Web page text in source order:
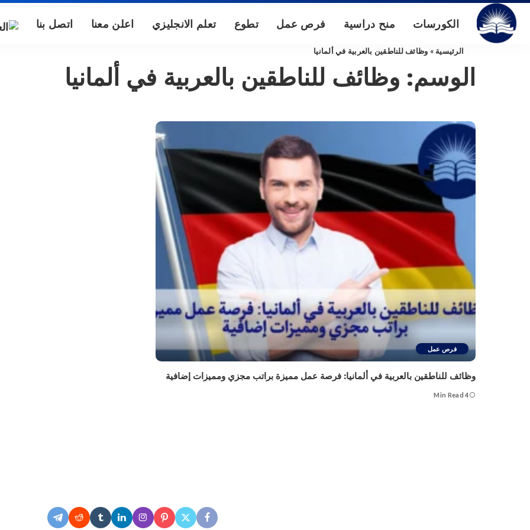
الكورسات منح دراسية فرص عمل تطوع تعلم الانجليزي اعلن معنا اتصل بنا
الرئيسية » وظائف للناطقين بالعربية في ألمانيا
الوسم: وظائف للناطقين بالعربية في ألمانيا
فرص عمل
وظائف للناطقين بالعربية في ألمانيا: فرصة عمل مميزة براتب مجزي ومميزات إضافية
4 Min Read